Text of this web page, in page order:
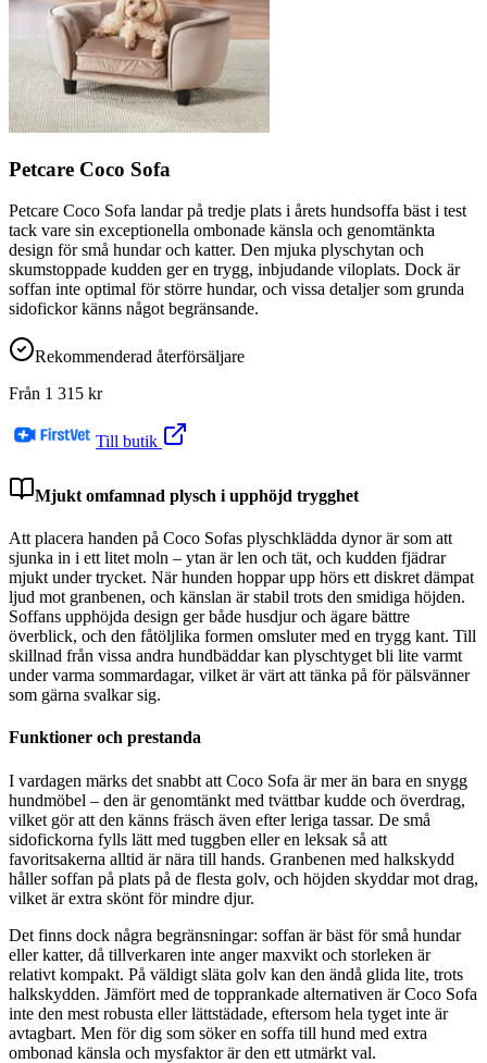
Petcare Coco Sofa
Petcare Coco Sofa landar på tredje plats i årets hundsoffa bäst i test
tack vare sin exceptionella ombonade känsla och genomtänkta
design för små hundar och katter. Den mjuka plyschytan och
skumstoppade kudden ger en trygg, inbjudande viloplats. Dock är
soffan inte optimal för större hundar, och vissa detaljer som grunda
sidofickor känns något begränsande.
Rekommenderad återförsäljare
Från 1 315 kr
Till butik
Mjukt omfamnad plysch i upphöjd trygghet
Att placera handen på Coco Sofas plyschklädda dynor är som att
sjunka in i ett litet moln – ytan är len och tät, och kudden fjädrar
mjukt under trycket. När hunden hoppar upp hörs ett diskret dämpat
ljud mot granbenen, och känslan är stabil trots den smidiga höjden.
Soffans upphöjda design ger både husdjur och ägare bättre
överblick, och den fåtöljlika formen omsluter med en trygg kant. Till
skillnad från vissa andra hundbäddar kan plyschtyget bli lite varmt
under varma sommardagar, vilket är värt att tänka på för pälsvänner
som gärna svalkar sig.
Funktioner och prestanda
I vardagen märks det snabbt att Coco Sofa är mer än bara en snygg
hundmöbel – den är genomtänkt med tvättbar kudde och överdrag,
vilket gör att den känns fräsch även efter leriga tassar. De små
sidofickorna fylls lätt med tuggben eller en leksak så att
favoritsakerna alltid är nära till hands. Granbenen med halkskydd
håller soffan på plats på de flesta golv, och höjden skyddar mot drag,
vilket är extra skönt för mindre djur.
Det finns dock några begränsningar: soffan är bäst för små hundar
eller katter, då tillverkaren inte anger maxvikt och storleken är
relativt kompakt. På väldigt släta golv kan den ändå glida lite, trots
halkskydden. Jämfört med de topprankade alternativen är Coco Sofa
inte den mest robusta eller lättstädade, eftersom hela tyget inte är
avtagbart. Men för dig som söker en soffa till hund med extra
ombonad känsla och mysfaktor är den ett utmärkt val.